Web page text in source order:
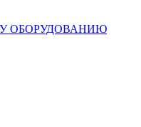
ОБОРУДОВАНИЮ